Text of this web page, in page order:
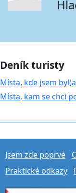
MOJE TURISTIKA
Deník turisty
Místa, kde jsem
Místa, kam se chci
Jsem zde poprvé
Praktické odkazy